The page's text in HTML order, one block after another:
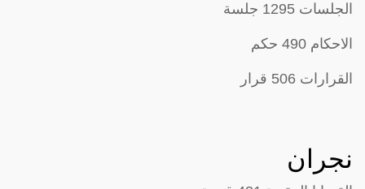
الجلسات 1295 جلسة
الاحكام 490 حكم
القرارات 506 قرار
نجران